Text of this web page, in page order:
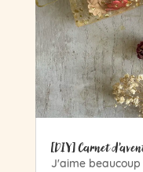
[DIY] Carnet
J'aime